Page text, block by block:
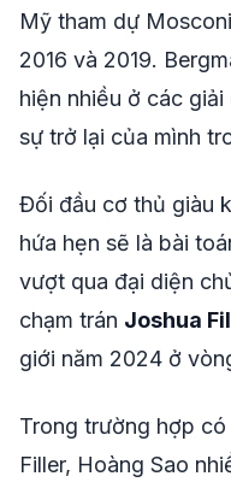
Mỹ tham dự
2016 và 2019.
hiện nhiều ở các
sự trở lại của mình
Đối đầu cơ thủ giàu
hứa hẹn sẽ là bài
vượt qua đại diện
chạm trán Joshua
giới năm 2024 ở
Trong trường hợp
Filler, Hoàng Sao